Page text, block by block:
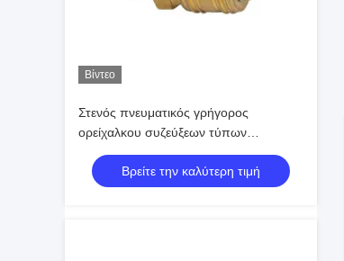
Βίντεο
Στενός πνευματικός γρήγορος
ορείχαλκου συζεύξεων τύπων
πνευματικός γρήγορος - αποσυνδέστε
Βρείτε την καλύτερη τιμή